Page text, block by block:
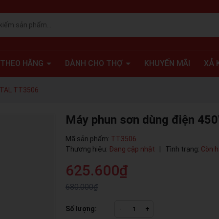
HÃNG DÀNH CHO THỢ KHUYẾN MÃI XẢ
TT3506
Máy phun sơn dùng điện
Mã sản phẩm: TT3506
Thương hiệu: Đang cập nhật Tình trạng: Còn
625.600₫
680.000₫
Số lượng: - +